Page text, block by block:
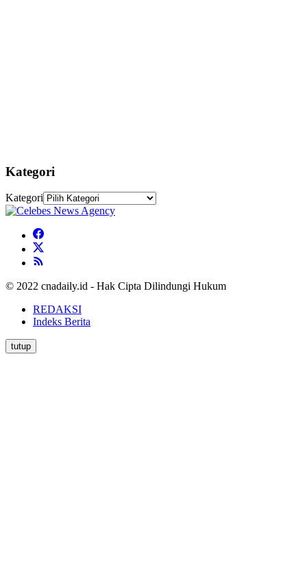
Kategori
Kategori
© 2022 cnadaily.id - Hak Cipta Dilindungi Hukum
REDAKSI
Indeks Berita
tutup